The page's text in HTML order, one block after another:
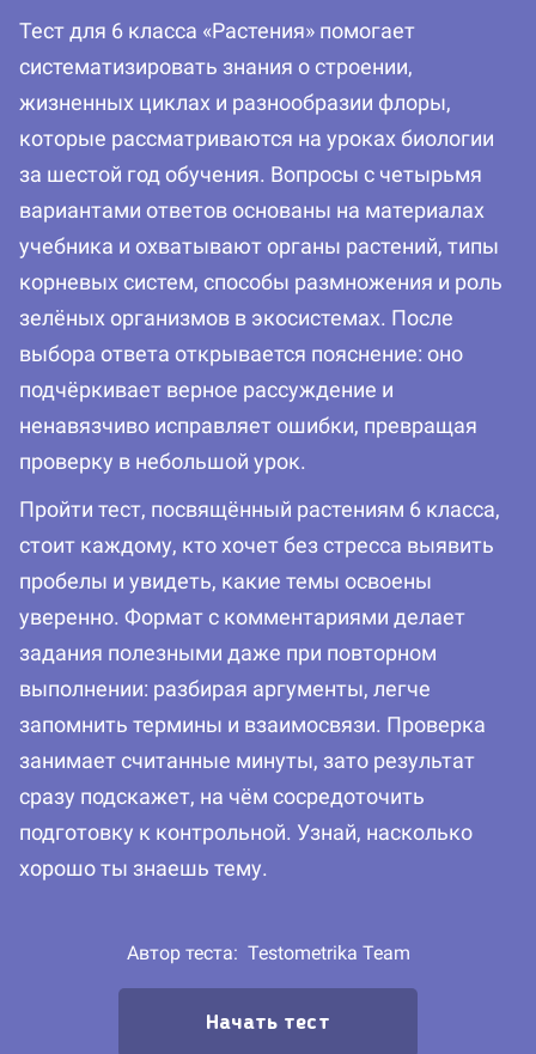
Тест для 6 класса «Растения» помогает
систематизировать знания о строении,
жизненных циклах и разнообразии флоры,
которые рассматриваются на уроках биологии
за шестой год обучения. Вопросы с четырьмя
вариантами ответов основаны на материалах
учебника и охватывают органы растений, типы
корневых систем, способы размножения и роль
зелёных организмов в экосистемах. После
выбора ответа открывается пояснение: оно
подчёркивает верное рассуждение и
ненавязчиво исправляет ошибки, превращая
проверку в небольшой урок.
Пройти тест, посвящённый растениям 6 класса,
стоит каждому, кто хочет без стресса выявить
пробелы и увидеть, какие темы освоены
уверенно. Формат с комментариями делает
задания полезными даже при повторном
выполнении: разбирая аргументы, легче
запомнить термины и взаимосвязи. Проверка
занимает считанные минуты, зато результат
сразу подскажет, на чём сосредоточить
подготовку к контрольной. Узнай, насколько
хорошо ты знаешь тему.
Автор теста: Testometrika Team
Начать тест